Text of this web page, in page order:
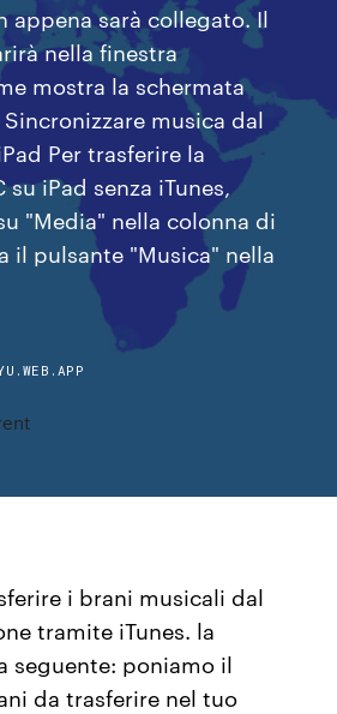
appena sarà collegato. Il
nella finestra
mostra la schermata
musica dal
Per trasferire la
su iPad senza iTunes,
"Media" nella colonna di
il pulsante "Musica" nella
i brani musicali dal
tramite iTunes. la
seguente: poniamo il
da trasferire nel tuo